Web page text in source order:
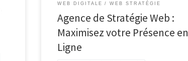
WEB DIGITALE
WEB STRATÉGIE
Agence de Stratégie Web :
Maximisez votre Présence en
Ligne